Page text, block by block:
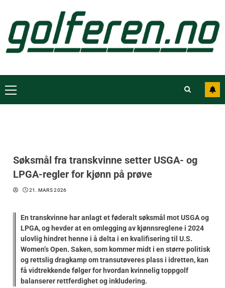
Søksmål fra transkvinne setter USGA- og
LPGA-regler for kjønn på prøve
21. MARS 2026
En transkvinne har anlagt et føderalt søksmål mot USGA og
LPGA, og hevder at en omlegging av kjønnsreglene i 2024
ulovlig hindret henne i å delta i en kvalifisering til U.S.
Women’s Open. Saken, som kommer midt i en større politisk
og rettslig dragkamp om transutøveres plass i idretten, kan
få vidtrekkende følger for hvordan kvinnelig toppgolf
balanserer rettferdighet og inkludering.